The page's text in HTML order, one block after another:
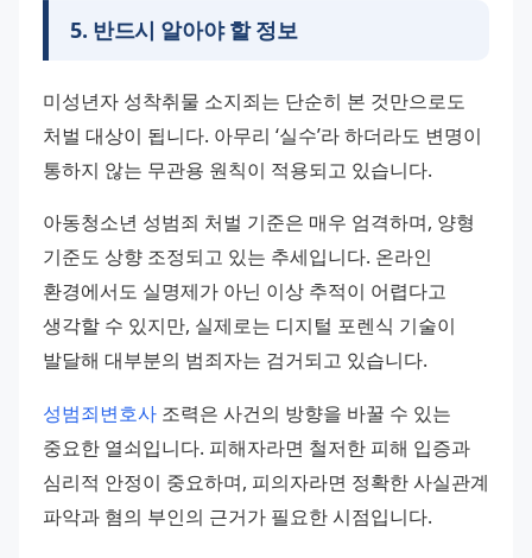
5. 반드시 알아야 할 정보
미성년자 성착취물 소지죄는 단순히 본 것만으로도
처벌 대상이 됩니다. 아무리 ‘실수’라 하더라도 변명이
통하지 않는 무관용 원칙이 적용되고 있습니다.
아동청소년 성범죄 처벌 기준은 매우 엄격하며, 양형
기준도 상향 조정되고 있는 추세입니다. 온라인
환경에서도 실명제가 아닌 이상 추적이 어렵다고
생각할 수 있지만, 실제로는 디지털 포렌식 기술이
발달해 대부분의 범죄자는 검거되고 있습니다.
성범죄변호사 조력은 사건의 방향을 바꿀 수 있는
중요한 열쇠입니다. 피해자라면 철저한 피해 입증과
심리적 안정이 중요하며, 피의자라면 정확한 사실관계
파악과 혐의 부인의 근거가 필요한 시점입니다.